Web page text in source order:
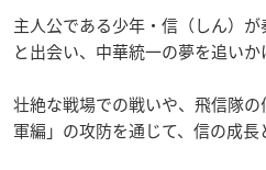
主人公である少年・信（しん）が
と出会い、中華統一の夢を追いか
壮絶な戦場での戦いや、飛信隊
軍編」の攻防を通じて、信の成長